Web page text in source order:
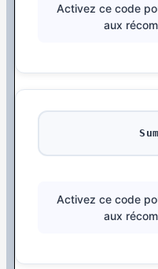
Activez ce code
aux
Activez ce code
aux